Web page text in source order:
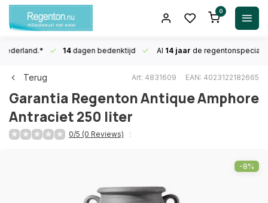
0
14dagen bedenktijd Al 14 jaar de
Terug Art: 4831609 EAN: 4023122182665
Garantia Regenton Antique Amphore
Antraciet 250 liter
0/5 (0 Reviews)
-8%